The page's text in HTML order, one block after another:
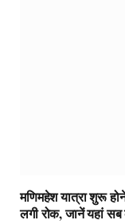
मणिमहेश यात्रा शुरू
लगी रोक, जानें यहां